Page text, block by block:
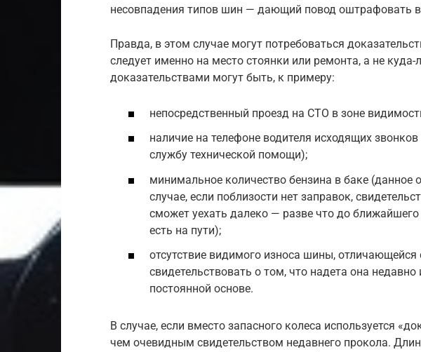
несовпадения типов шин — дающий повод оштрафовать
Правда, в этом случае могут потребоваться
следует именно на место стоянки или ремонта, а не
доказательствами могут быть, к примеру:
непосредственный проезд на СТО в зоне
наличие на телефоне водителя исходящих
службу технической помощи);
минимальное количество бензина в баке (данное
случае, если поблизости нет заправок,
сможет уехать далеко — разве что до ближайшего
есть на пути);
отсутствие видимого износа шины,
свидетельствовать о том, что надета она недавно
постоянной основе.
В случае, если вместо запасного колеса используется
чем очевидным свидетельством недавнего прокола.